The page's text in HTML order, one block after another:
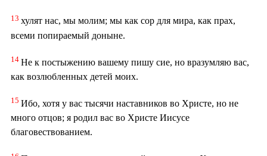
13 хулят нас, мы молим; мы как сор для мира, как прах,
всеми попираемый доныне.
14 Не к постыжению вашему пишу сие, но вразумляю вас,
как возлюбленных детей моих.
15 Ибо, хотя у вас тысячи наставников во Христе, но не
много отцов; я родил вас во Христе Иисусе
благовествованием.